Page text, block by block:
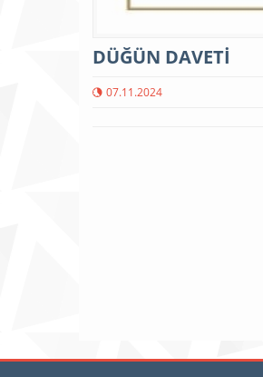
DÜĞÜN DAVETİ
07.11.2024